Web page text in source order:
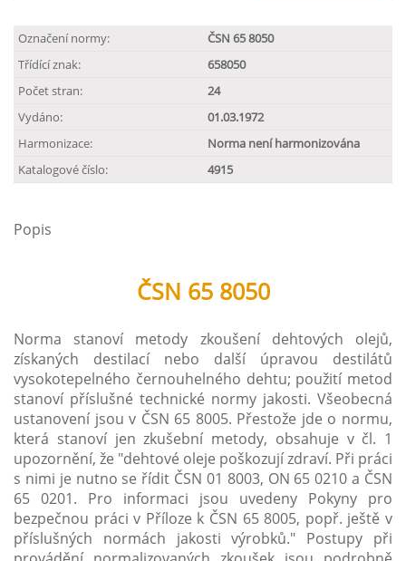
Označení normy:
ČSN 65 8050
Třídící znak:
658050
Počet stran:
24
Vydáno:
01.03.1972
Harmonizace:
Norma není harmonizována
Katalogové číslo:
4915
Popis
ČSN 65 8050
Norma stanoví metody zkoušení dehtových olejů,
získaných destilací nebo další úpravou destilátů
vysokotepelného černouhelného dehtu; použití metod
stanoví příslušné technické normy jakosti. Všeobecná
ustanovení jsou v ČSN 65 8005. Přestože jde o normu,
která stanoví jen zkušební metody, obsahuje v čl. 1
upozornění, že "dehtové oleje poškozují zdraví. Při práci
s nimi je nutno se řídit ČSN 01 8003, ON 65 0210 a ČSN
65 0201. Pro informaci jsou uvedeny Pokyny pro
bezpečnou práci v Příloze k ČSN 65 8005, popř. ještě v
příslušných normách jakosti výrobků." Postupy při